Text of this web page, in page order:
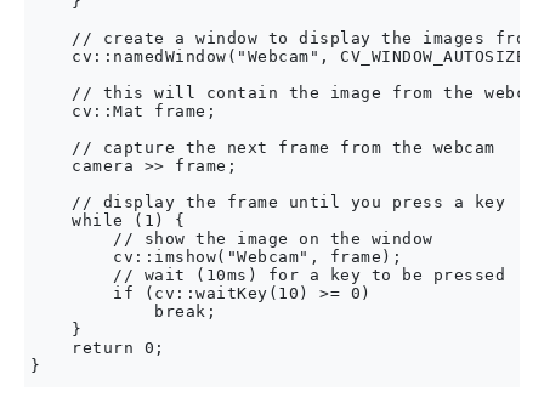
// create a window to display the images from
cv::namedWindow("Webcam",
// this will contain the image from the
    cv::Mat frame;
    // capture the next frame from the webcam
    camera >> frame;
    // display the frame until you press a key
    while (1) {
        // show the image on the window
        cv::imshow("Webcam", frame);
        // wait (10ms) for a key to be pressed
        if (cv::waitKey(10) >= 0)
            break;
    }
    return 0;